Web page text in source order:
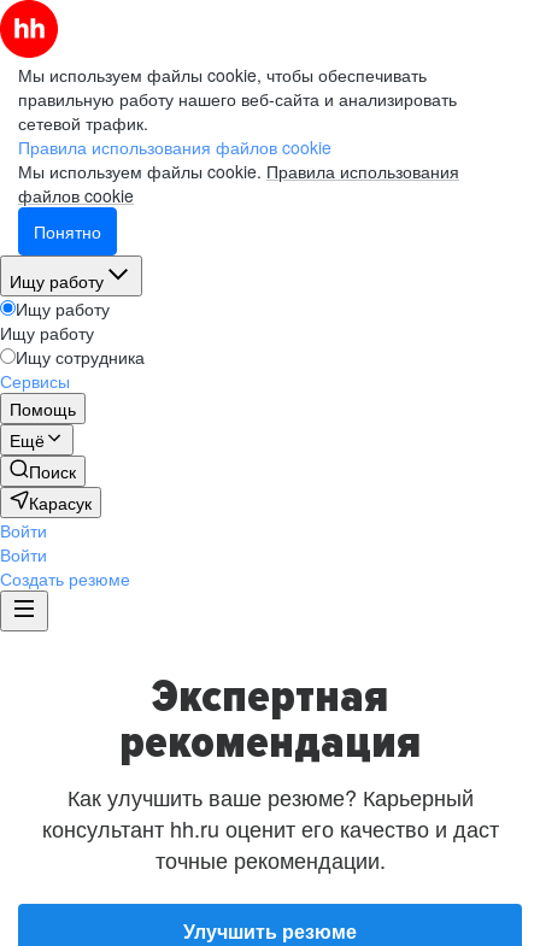
Мы используем файлы cookie, чтобы обеспечивать
правильную работу нашего веб-сайта и анализировать
сетевой трафик.
Правила использования файлов cookie
Мы используем файлы cookie. Правила использования
файлов cookie
Понятно
Ищу работу
Ищу работу
Ищу работу
Ищу сотрудника
Сервисы
Помощь
Ещё
Поиск
Карасук
Войти
Войти
Создать резюме
Экспертная
рекомендация
Как улучшить ваше резюме? Карьерный
консультант hh.ru оценит его качество и даст
точные рекомендации.
Улучшить резюме